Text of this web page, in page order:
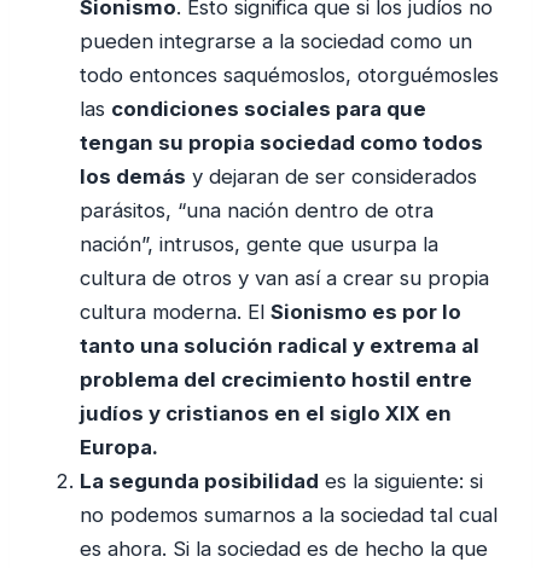
Sionismo. Esto significa que si los judíos no
pueden integrarse a la sociedad como un
todo entonces saquémoslos, otorguémosles
las condiciones sociales para que
tengan su propia sociedad como todos
los demás y dejaran de ser considerados
parásitos, “una nación dentro de otra
nación”, intrusos, gente que usurpa la
cultura de otros y van así a crear su propia
cultura moderna. El Sionismo es por lo
tanto una solución radical y extrema al
problema del crecimiento hostil entre
judíos y cristianos en el siglo XIX en
Europa.
La segunda posibilidad es la siguiente: si
no podemos sumarnos a la sociedad tal cual
es ahora. Si la sociedad es de hecho la que